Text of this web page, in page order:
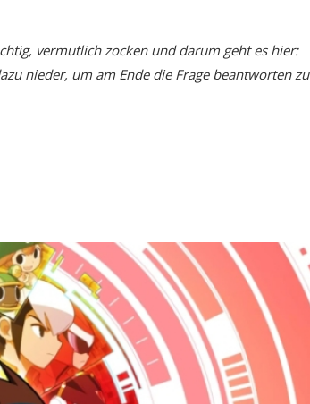
vermutlich zocken und darum geht es hier:
nieder, um am Ende die Frage beantworten zu